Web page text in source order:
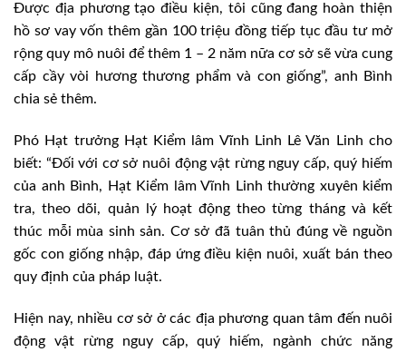
Được địa phương tạo điều kiện, tôi cũng đang hoàn thiện
hồ sơ vay vốn thêm gần 100 triệu đồng tiếp tục đầu tư mở
rộng quy mô nuôi để thêm 1 – 2 năm nữa cơ sở sẽ vừa cung
cấp cầy vòi hương thương phẩm và con giống”, anh Bình
chia sẻ thêm.
Phó Hạt trưởng Hạt Kiểm lâm Vĩnh Linh Lê Văn Linh cho
biết: “Đối với cơ sở nuôi động vật rừng nguy cấp, quý hiếm
của anh Bình, Hạt Kiểm lâm Vĩnh Linh thường xuyên kiểm
tra, theo dõi, quản lý hoạt động theo từng tháng và kết
thúc mỗi mùa sinh sản. Cơ sở đã tuân thủ đúng về nguồn
gốc con giống nhập, đáp ứng điều kiện nuôi, xuất bán theo
quy định của pháp luật.
Hiện nay, nhiều cơ sở ở các địa phương quan tâm đến nuôi
động vật rừng nguy cấp, quý hiếm, ngành chức năng